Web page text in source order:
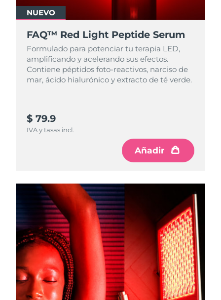
NUEVO
FAQ™ Red Light Peptide Serum
Formulado para potenciar tu terapia LED,
amplificando y acelerando sus efectos.
Contiene péptidos foto-reactivos, narciso de
mar, ácido hialurónico y extracto de té verde.
$ 79.9
IVA y tasas incl.
Añadir